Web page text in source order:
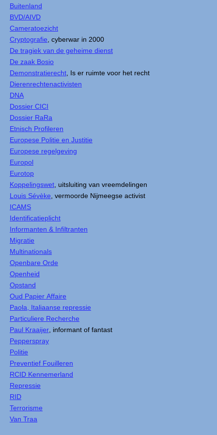
Buitenland
BVD/AIVD
Cameratoezicht
Cryptografie , cyberwar in 2000
De tragiek van de geheime dienst
De zaak Bosio
Demonstratierecht , Is er ruimte voor het recht
Dierenrechtenactivisten
DNA
Dossier CICI
Dossier RaRa
Etnisch Profileren
Europese Politie en Justitie
Europese regelgeving
Europol
Eurotop
Koppelingswet , uitsluiting van vreemdelingen
Louis Sévèke , vermoorde Nijmeegse activist
ICAMS
Identificatieplicht
Informanten & Infiltranten
Migratie
Multinationals
Openbare Orde
Openheid
Opstand
Oud Papier Affaire
Paola, Italiaanse repressie
Particuliere Recherche
Paul Kraaijer , informant of fantast
Pepperspray
Politie
Preventief Fouilleren
RCID Kennemerland
Repressie
RID
Terrorisme
Van Traa